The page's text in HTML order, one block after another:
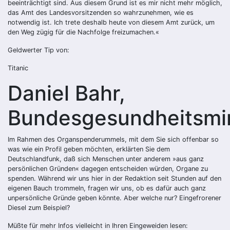
beeinträchtigt sind. Aus diesem Grund ist es mir nicht mehr möglich,
das Amt des Landesvorsitzenden so wahrzunehmen, wie es
notwendig ist. Ich trete deshalb heute von diesem Amt zurück, um
den Weg zügig für die Nachfolge freizumachen.«
Geldwerter Tip von:
Titanic
Daniel Bahr,
Im Rahmen des Organspenderummels, mit dem Sie sich offenbar so
was wie ein Profil geben möchten, erklärten Sie dem
Deutschlandfunk, daß sich Menschen unter anderem »aus ganz
persönlichen Gründen« dagegen entscheiden würden, Organe zu
spenden. Während wir uns hier in der Redaktion seit Stunden auf den
eigenen Bauch trommeln, fragen wir uns, ob es dafür auch ganz
unpersönliche Gründe geben könnte. Aber welche nur? Eingefrorener
Diesel zum Beispiel?
Müßte für mehr Infos vielleicht in Ihren Eingeweiden lesen: